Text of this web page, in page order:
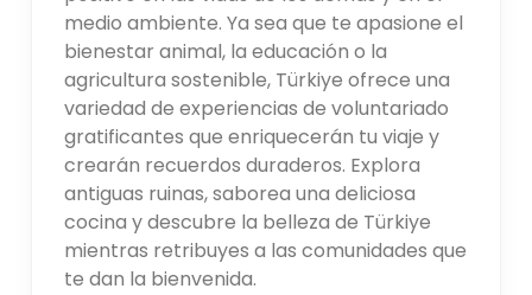
medio ambiente. Ya sea que te apasione el
bienestar animal, la educación o la
agricultura sostenible, Türkiye ofrece una
variedad de experiencias de voluntariado
gratificantes que enriquecerán tu viaje y
crearán recuerdos duraderos. Explora
antiguas ruinas, saborea una deliciosa
cocina y descubre la belleza de Türkiye
mientras retribuyes a las comunidades que
te dan la bienvenida.